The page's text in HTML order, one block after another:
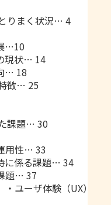
りまく状況… 4
…10
現状… 14
… 18
徴… 25
課題… 30
用性… 33
に係る課題… 34
題… 37
・ユーザ体験（UX）に